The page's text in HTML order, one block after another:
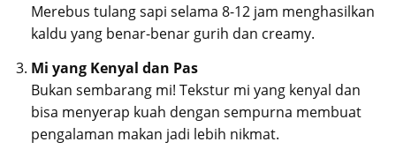
Merebus tulang sapi selama 8-12 jam menghasilkan
kaldu yang benar-benar gurih dan creamy.
Mi yang Kenyal dan Pas
Bukan sembarang mi! Tekstur mi yang kenyal dan
bisa menyerap kuah dengan sempurna membuat
pengalaman makan jadi lebih nikmat.